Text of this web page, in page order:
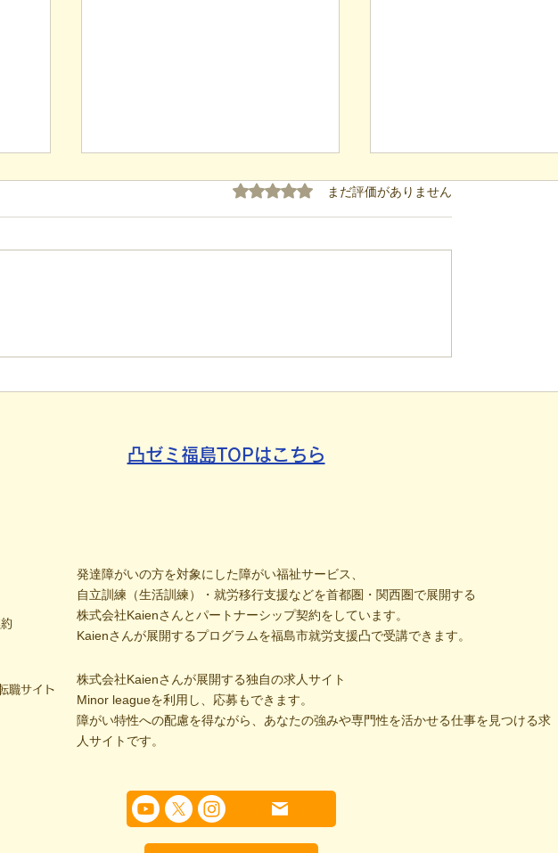
社会への一歩
たかい輪
5つ星のうち0と評価されています。
まだ評価がありません
凸ゼミ福島TOPはこちら
発達障がいの方を対象にした障がい福祉サービス、
自立訓練（生活訓練）・就労移行支援などを首都圏・関西圏で展開する
株式会社Kaienさんとパートナーシップ契約をしています。
Kaienさんが展開するプログラムを福島市就労支援凸で受講できます。
職サイト
株式会社Kaienさんが展開する独自の求人サイト
Minor leagueを利用し、応募もできます。
障がい特性への配慮を得ながら、あなたの強みや専門性を活かせる仕事を見つける求
人サイトです。